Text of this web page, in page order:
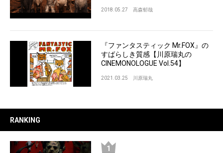
2018.05.27 高森郁哉
『ファンタスティック Mr.FOX』の
すばらしき質感【川原瑞丸の
CINEMONOLOGUE Vol.54】
2021.03.25 川原瑞丸
RANKING